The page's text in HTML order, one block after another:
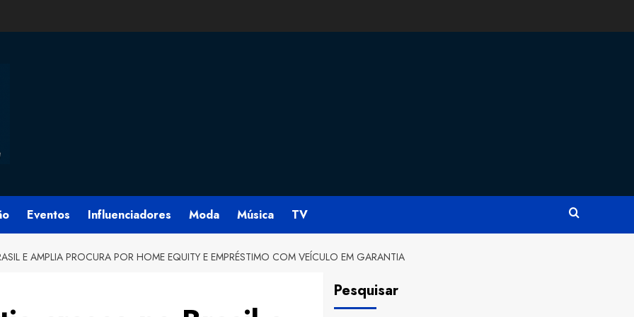
Eventos Influenciadores Moda Música TV
E AMPLIA PROCURA POR HOME EQUITY E EMPRÉSTIMO COM VEÍCULO EM GARANTIA
Pesquisar